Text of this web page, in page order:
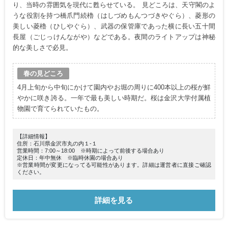
り、当時の雰囲気を現代に甦らせている。 見どころは、天守閣のよ
うな役割を持つ橋爪門続櫓（はしづめもんつづきやぐら）、菱形の
美しい菱櫓（ひしやぐら）、武器の保管庫であった横に長い五十間
長屋（ごじっけんながや）などである。夜間のライトアップは神秘
的な美しさで必見。
春の見どころ
4月上旬から中旬にかけて園内やお堀の周りに400本以上の桜が鮮
やかに咲き誇る。一年で最も美しい時期だ。桜は金沢大学付属植
物園で育てられていたもの。
【詳細情報】
住所：石川県金沢市丸の内１-１
営業時間：7:00～18:00 ※時期によって前後する場合あり
定休日：年中無休 ※臨時休園の場合あり
※営業時間が変更になってる可能性があります。詳細は運営者に直接ご確認
ください。
詳細を見る